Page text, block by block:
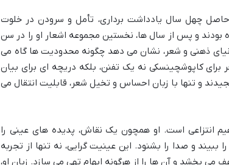
حاصل چهل سال یادداشت برداری، تأمل و سرودن در خلوت
و پس از سال ها، نخستین مجموعه اشعار او را در سن
دنیای ذهنی و شعر، نشان می دهد چگونه محدودیت ها گاه می
برای کاپوشچینسکی نه یک تفنن، بلکه دریچه ای برای بیان
و تنها با زبان احساس و تخیل شعر، قابلیت انتقال می
انتزاعی است. او همچون یک نقاش، پدیده های عینی را
ببیند و صدا را بشنود. این عینیت گرایی، نه تنها از تجربه
بخشد و آن ها را از هرگونه ابهام تهی می سازد. زبان او،